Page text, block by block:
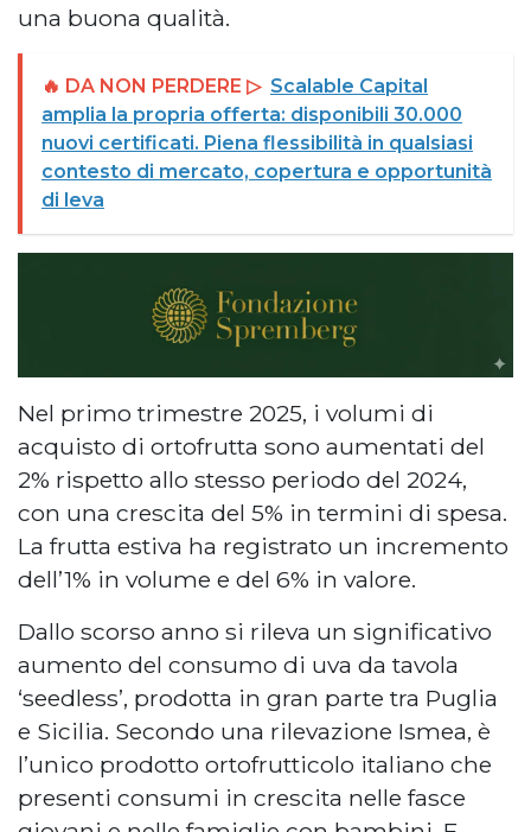
una buona qualità.
🔥 DA NON PERDERE ▷ Scalable Capital
amplia la propria offerta: disponibili 30.000
nuovi certificati. Piena flessibilità in qualsiasi
contesto di mercato, copertura e opportunità
di leva
Nel primo trimestre 2025, i volumi di
acquisto di ortofrutta sono aumentati del
2% rispetto allo stesso periodo del 2024,
con una crescita del 5% in termini di spesa.
La frutta estiva ha registrato un incremento
dell’1% in volume e del 6% in valore.
Dallo scorso anno si rileva un significativo
aumento del consumo di uva da tavola
‘seedless’, prodotta in gran parte tra Puglia
e Sicilia. Secondo una rilevazione Ismea, è
l’unico prodotto ortofrutticolo italiano che
presenti consumi in crescita nelle fasce